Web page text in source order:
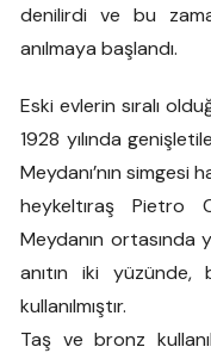
denilirdi ve bu
anılmaya başlandı.
Eski evlerin sıralı
1928 yılında
Meydanı’nın simgesi
heykeltıraş Pietro
Meydanın ortasında
anıtın iki yüzünde,
kullanılmıştır.
Taş ve bronz